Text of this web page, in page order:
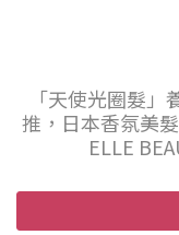
「天使光圈髮
推，日本香氛美
ELLE